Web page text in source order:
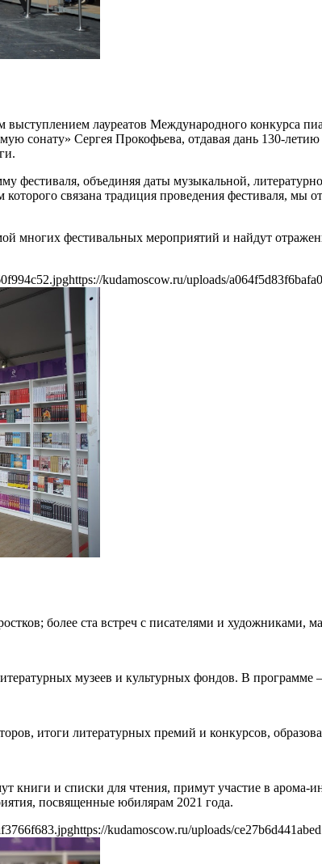
лауреатов Международного конкурса
сонату» Сергея Прокофьева, отдавая дань 130-
фестиваля, объединяя даты музыкальной,
связана традиция проведения фестиваля,
многих фестивальных мероприятий и найдут
https://kudamoscow.ru/uploads/
более ста встреч с писателями и художниками,
музеев и культурных фондов. В
итоги литературных премий и конкурсов,
книги и списки для чтения, примут участие в
посвященные юбилярам 2021 года.
https://kudamoscow.ru/uploads/